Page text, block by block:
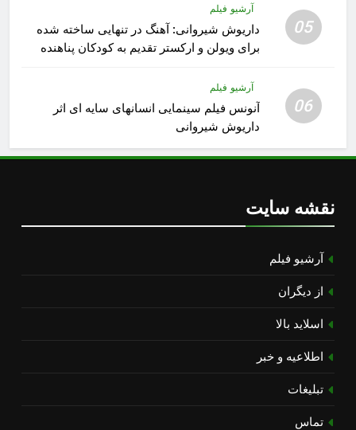
05
آرشیو فیلم
داریوش شیروانی: آهنگ در تنهایی ساخته شده
برای ویولن و ارکستر تقدیم به کودکان پناهنده
06
آرشیو فیلم
آنونس فیلم سینمایی انسانهای سایه ای اثر
داریوش شیروانی
نقشه سایت
آرشیو فیلم
از دیگران
اسلاید بالا
اطلاعیه و خبر
تبلیغات
تماس